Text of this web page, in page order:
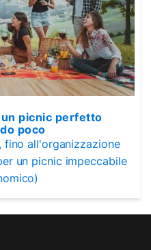
picnic perfetto
poco
fino all'organizzazione
un picnic impeccabile